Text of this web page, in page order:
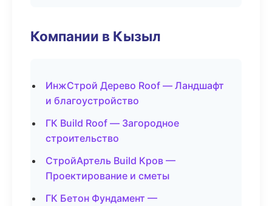
Компании в Кызыл
ИнжСтрой Дерево Roof — Ландшафт
и благоустройство
ГК Build Roof — Загородное
строительство
СтройАртель Build Кров —
Проектирование и сметы
ГК Бетон Фундамент —